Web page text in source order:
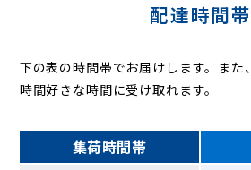
配達時間帯
下の表の時間帯でお届けします。ま
時間好きな時間に受け取れます。
集荷時間帯